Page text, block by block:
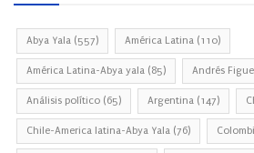
Abya Yala (557) América Latina (110)
América Latina-Abya yala (85) Andrés
Análisis político (65) Argentina (147)
Chile-America latina-Abya Yala (76)